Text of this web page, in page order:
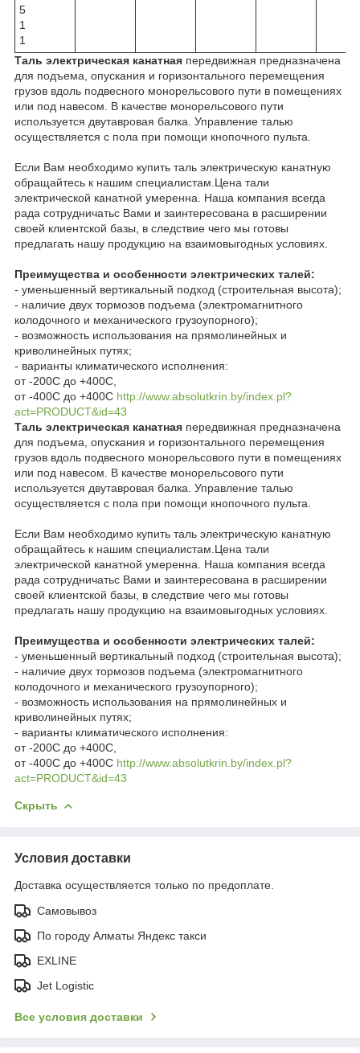
5
1
1
Таль электрическая канатная передвижная предназначена
для подъема, опускания и горизонтального перемещения
грузов вдоль подвесного монорельсового пути в помещениях
или под навесом. В качестве монорельсового пути
используется двутавровая балка. Управление талью
осуществляется с пола при помощи кнопочного пульта.
Если Вам необходимо купить таль электрическую канатную
обращайтесь к нашим специалистам.Цена тали
электрической канатной умеренна. Наша компания всегда
рада сотрудничатьс Вами и заинтересована в расширении
своей клиентской базы, в следствие чего мы готовы
предлагать нашу продукцию на взаимовыгодных условиях.
Преимущества и особенности электрических талей:
- уменьшенный вертикальный подход (строительная высота);
- наличие двух тормозов подъема (электромагнитного
колодочного и механического грузоупорного);
- возможность использования на прямолинейных и
криволинейных путях;
- варианты климатического исполнения:
от -200С до +400С,
от -400С до +400С http://www.absolutkrin.by/index.pl?
act=PRODUCT&id=43
Таль электрическая канатная передвижная предназначена
для подъема, опускания и горизонтального перемещения
грузов вдоль подвесного монорельсового пути в помещениях
или под навесом. В качестве монорельсового пути
используется двутавровая балка. Управление талью
осуществляется с пола при помощи кнопочного пульта.
Если Вам необходимо купить таль электрическую канатную
обращайтесь к нашим специалистам.Цена тали
электрической канатной умеренна. Наша компания всегда
рада сотрудничатьс Вами и заинтересована в расширении
своей клиентской базы, в следствие чего мы готовы
предлагать нашу продукцию на взаимовыгодных условиях.
Преимущества и особенности электрических талей:
- уменьшенный вертикальный подход (строительная высота);
- наличие двух тормозов подъема (электромагнитного
колодочного и механического грузоупорного);
- возможность использования на прямолинейных и
криволинейных путях;
- варианты климатического исполнения:
от -200С до +400С,
от -400С до +400С http://www.absolutkrin.by/index.pl?
act=PRODUCT&id=43
Скрыть
Условия доставки
Доставка осуществляется только по предоплате.
Самовывоз
По городу Алматы Яндекс такси
EXLINE
Jet Logistic
Все условия доставки